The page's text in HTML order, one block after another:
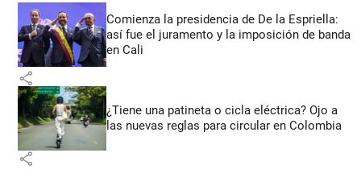
Comienza la presidencia de De la Espriella:
así fue el juramento y la imposición de banda
en Cali
share
¿Tiene una patineta o cicla eléctrica? Ojo a
las nuevas reglas para circular en Colombia
share